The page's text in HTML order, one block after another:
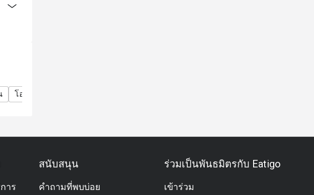
โอกาสพิเศษ
าร
สนับสนุน
คำถามที่พบบ่อย
ร่วมเป็นพันธมิตรกับ Eatigo
เข้าร่วม